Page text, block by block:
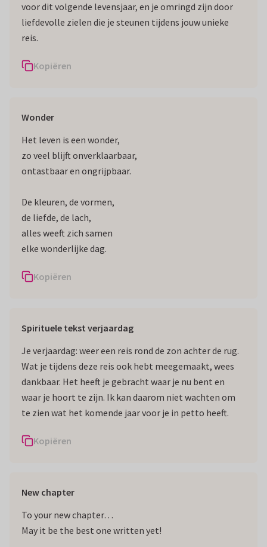
voor dit volgende levensjaar, en je omringd zijn door
liefdevolle zielen die je steunen tijdens jouw unieke
reis.
Kopiëren
Wonder
Het leven is een wonder,
zo veel blijft onverklaarbaar,
ontastbaar en ongrijpbaar.
De kleuren, de vormen,
de liefde, de lach,
alles weeft zich samen
elke wonderlijke dag.
Kopiëren
Spirituele tekst verjaardag
Je verjaardag: weer een reis rond de zon achter de rug.
Wat je tijdens deze reis ook hebt meegemaakt, wees
dankbaar. Het heeft je gebracht waar je nu bent en
waar je hoort te zijn. Ik kan daarom niet wachten om
te zien wat het komende jaar voor je in petto heeft.
Kopiëren
New chapter
To your new chapter…
May it be the best one written yet!